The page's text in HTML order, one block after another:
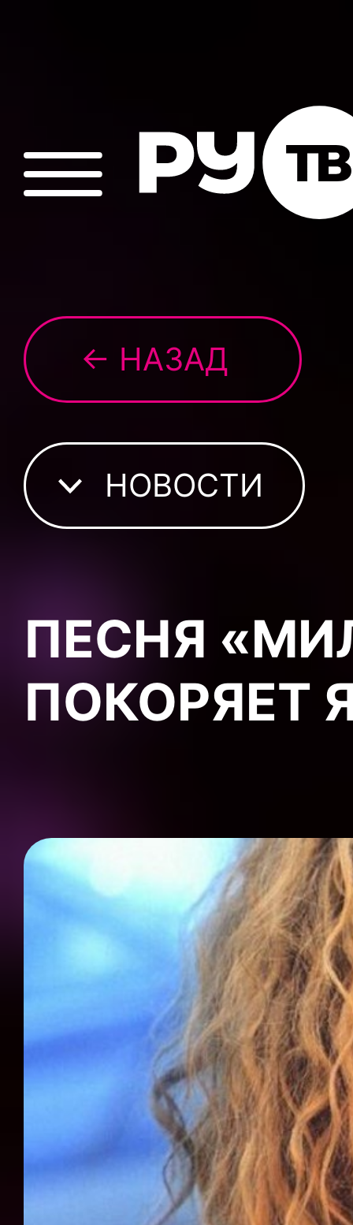
← НАЗАД
НОВОСТИ
ПЕСНЯ
ПОКОРЯЕТ